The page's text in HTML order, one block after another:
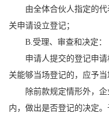
由全体合伙人指定的
关申请设立登记；
B.受理、审查和决定：
申请人提交的登记申
关能够当场登记的，应予
除前款规定情形外，
内，做出是否登记的决定